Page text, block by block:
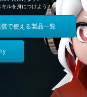
ルを身につけよう！
で使える製品一覧